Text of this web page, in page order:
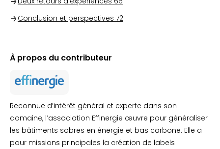
Conclusion et perspectives 72
À propos du contributeur
Reconnue d’intérêt général et experte dans son
domaine, l’association Effinergie œuvre pour généraliser
les bâtiments sobres en énergie et bas carbone. Elle a
pour missions principales la création de labels